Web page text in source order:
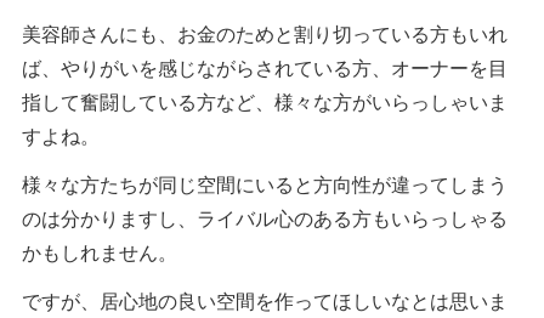
美容師さんにも、お金のためと割り切っている方もいれ
ば、やりがいを感じながらされている方、オーナーを目
指して奮闘している方など、様々な方がいらっしゃいま
すよね。
様々な方たちが同じ空間にいると方向性が違ってしまう
のは分かりますし、ライバル心のある方もいらっしゃる
かもしれません。
ですが、居心地の良い空間を作ってほしいなとは思いま